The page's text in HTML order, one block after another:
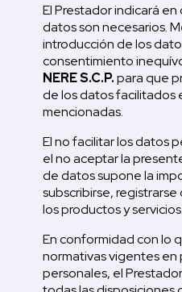
El Prestador indicará
datos son necesarios.
introducción de los
consentimiento
NERE S.C.P.para que
de los datos facilitados
mencionadas.
El no facilitar los datos
el no aceptar la
de datos supone la
subscribirse,
los productos y
En conformidad con lo
normativas vigentes
personales, el